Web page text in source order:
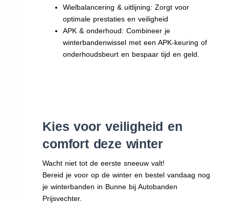
Wielbalancering & uitlijning: Zorgt voor
optimale prestaties en veiligheid
APK & onderhoud: Combineer je
winterbandenwissel met een APK-keuring of
onderhoudsbeurt en bespaar tijd en geld.
Kies voor veiligheid en
comfort deze winter
Wacht niet tot de eerste sneeuw valt!
Bereid je voor op de winter en bestel vandaag nog
je winterbanden in Bunne bij Autobanden
Prijsvechter.